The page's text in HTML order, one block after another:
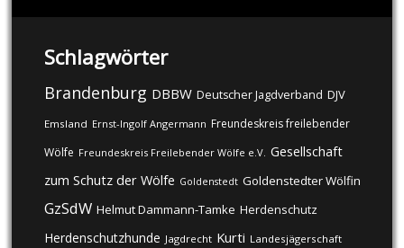
Schlagwörter
Brandenburg DBBW Deutscher Jagdverband DJV
Emsland Ernst-Ingolf Angermann Freundeskreis freilebender
Wölfe Freundeskreis Freilebender Wölfe e.V. Gesellschaft
zum Schutz der Wölfe Goldenstedt Goldenstedter Wölfin
GzSdW Helmut Dammann-Tamke Herdenschutz
Herdenschutzhunde Jagdrecht Kurti Landesjägerschaft